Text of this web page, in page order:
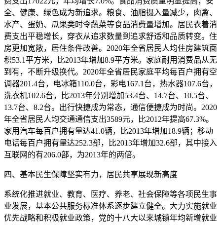
全、健康、绿色成为新追求。粮食、油脂摄入量减少，肉禽、
水产、蛋奶、瓜果类时令蔬菜等食品消费量增加。居民衣着消
费支出平稳增长，穿衣从追求数量到追求舒适和品质转变。住
房更加宽敞，居住条件改善。2020年全省居民人均住房建筑面
积53.1平方米，比2013年增加8.9平方米。家庭耐用消费品从无
到有，不断升级换代。2020年全省居民家庭平均每百户拥有空
调器201.4台，电冰箱110.0台，彩电167.1台，热水器107.6台，
洗衣机102.6台，比2013年分别增加53.4台、14.7台、10.5台、
13.7台、8.2台。出行快捷成为常态，通信便捷成为时尚。2020
年全省居民人均交通通信支出3589元，比2012年提高67.3%。
家用汽车每百户拥有量达41.0辆，比2013年增加18.9辆；移动
电话每百户拥有量达252.3部，比2013年增加32.6部，其中接入
互联网的有206.0部，为2013年的两倍。
四、基本民生保障坚实有力，居民共享展现新高度
系统化推进就业、教育、医疗、养老、社会保障等各项民生事
业发展，基本公共服务标准体系逐步建立健全。大力实施就业
优先战略和积极就业政策，党的十八大以来城镇年均新增就业